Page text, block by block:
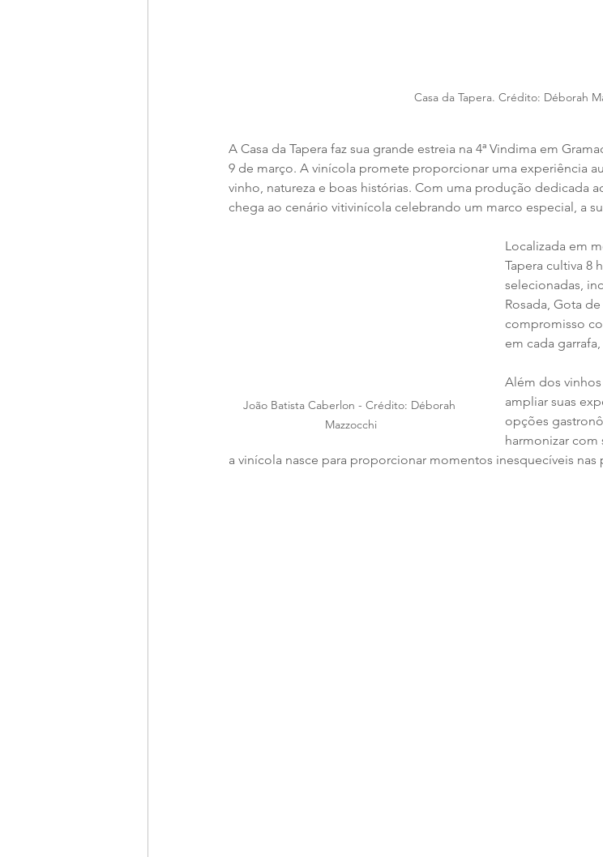
Casa da Tapera. Crédito: Déborah
A Casa da Tapera faz sua grande estreia na 4ª Vindima em
9 de março. A vinícola promete proporcionar uma experiência
vinho, natureza e boas histórias. Com uma produção dedicada
chega ao cenário vitivinícola celebrando um marco especial, a
João Batista Caberlon - Crédito: Déborah
Mazzocchi
Localizada em
Tapera cultiva 8
selecionadas,
Rosada, Gota
compromisso
em cada
Além dos vinhos
ampliar suas
opções
harmonizar
a vinícola nasce para proporcionar momentos inesquecíveis nas